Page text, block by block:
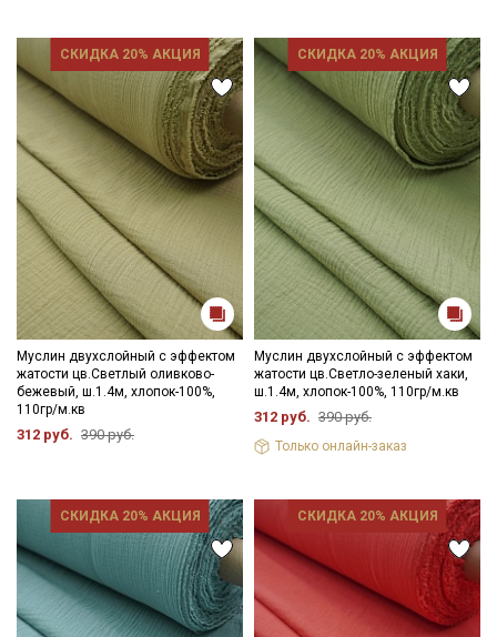
СКИДКА 20% АКЦИЯ
Муслин двухслойный с эффектом
жатости цв.Светлый оливково-
бежевый, ш.1.4м, хлопок-100%,
110гр/м.кв
312 руб. 390 руб.
СКИДКА 20% АКЦИЯ
Муслин двухслойный с эффектом
жатости цв.Светло-зеленый хаки,
ш.1.4м, хлопок-100%, 110гр/м.кв
312 руб. 390 руб.
Только онлайн-заказ
СКИДКА 20% АКЦИЯ СКИДКА 20% АКЦИЯ